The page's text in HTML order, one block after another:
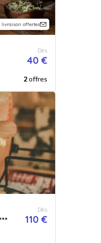
livraison offertes
Dès
40 €
2offres
Dès
110 €